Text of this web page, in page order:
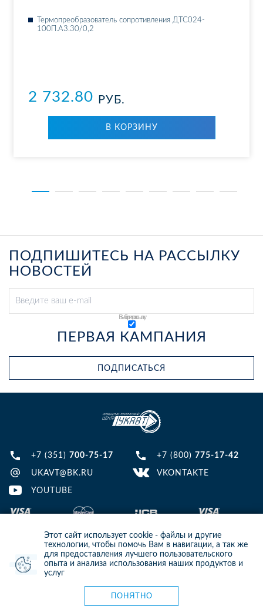
Этот сайт использует cookie - файлы и другие
технологии, чтобы помочь Вам в навигации, а так же
для предоставления лучшего пользовательского
опыта и анализа использования наших продуктов и
услуг
ПОНЯТНО
Тер­мо­пре­об­ра­зо­ва­тель со­про­тив­ле­ния ДТ­С024-
100П.А3.30/0,2
2 732.80 РУБ.
В КОРЗИНУ
ПОДПИШИТЕСЬ НА РАССЫЛКУ
НОВОСТЕЙ
Выберите рассылку
ПЕРВАЯ КАМПАНИЯ
ПОДПИСАТЬСЯ
+7 (351) 700-75-17 +7 (800) 775-17-42
UKAVT@BK.RU VKONTAKTE
YOUTUBE
© 2013-2024 ООО ИТЦ УКАВТ. ИНН: 7448122124, ОГРН: 1097448007216
ИНФОРМАЦИЯ НА САЙТЕ НЕ ЯВЛЯЕТСЯ ПУБЛИЧНОЙ ОФЕРТОЙ. ДЛЯ